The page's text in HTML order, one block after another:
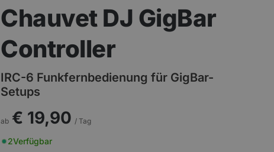
Chauvet DJ GigBar
Controller
IRC-6 Funkfernbedienung für GigBar-
Setups
ab € 19,90 / Tag
2Verfügbar